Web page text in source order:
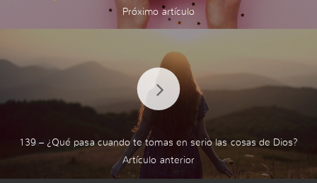
139 – ¿Qué pasa cuando te tomas en serio las cosas de Dios?